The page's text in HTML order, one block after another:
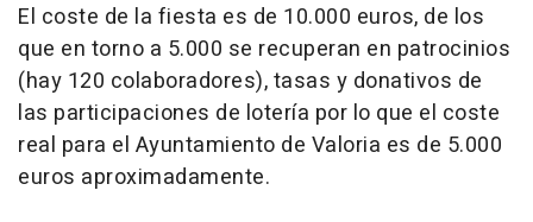
El coste de la fiesta es de 10.000 euros, de los
que en torno a 5.000 se recuperan en patrocinios
(hay 120 colaboradores), tasas y donativos de
las participaciones de lotería por lo que el coste
real para el Ayuntamiento de Valoria es de 5.000
euros aproximadamente.